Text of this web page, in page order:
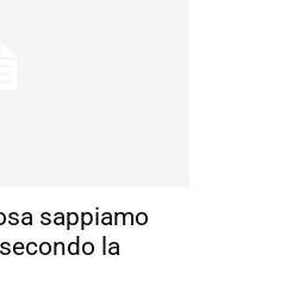
sappiamo
la